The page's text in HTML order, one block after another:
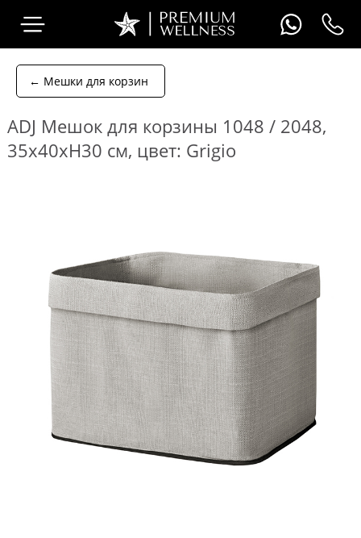
← Мешки для корзин
ADJ Мешок для корзины 1048 / 2048,
35x40xH30 см, цвет: Grigio